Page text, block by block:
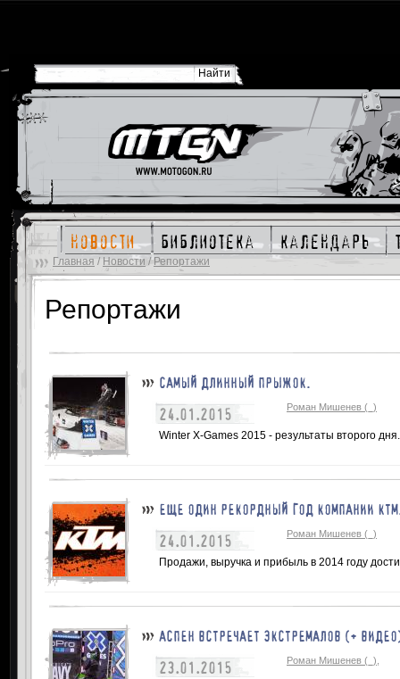
новости библиотека календарь
Главная / Новости /Репортажи
Репортажи
САМЫЙ ДЛИННЫЙ ПРЫЖОК.
24.01.2015 Роман Мишенев (_)
Winter X-Games 2015 - результаты второго дня.
ЕЩЕ ОДИН РЕКОРДНЫЙ ГОД КОМПАНИИ
24.01.2015 Роман Мишенев (_)
Продажи, выручка и прибыль в 2014 году
АСПЕН ВСТРЕЧАЕТ ЭКСТРЕМАЛОВ (+
23.01.2015 Роман Мишенев (_),